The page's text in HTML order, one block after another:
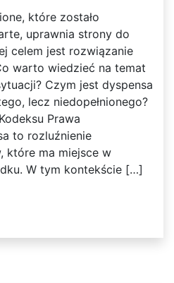
które zostało
uprawnia strony do
celem jest rozwiązanie
warto wiedzieć na temat
Czym jest dyspensa
lecz niedopełnionego?
Prawa
to rozluźnienie
które ma miejsce w
W tym kontekście […]